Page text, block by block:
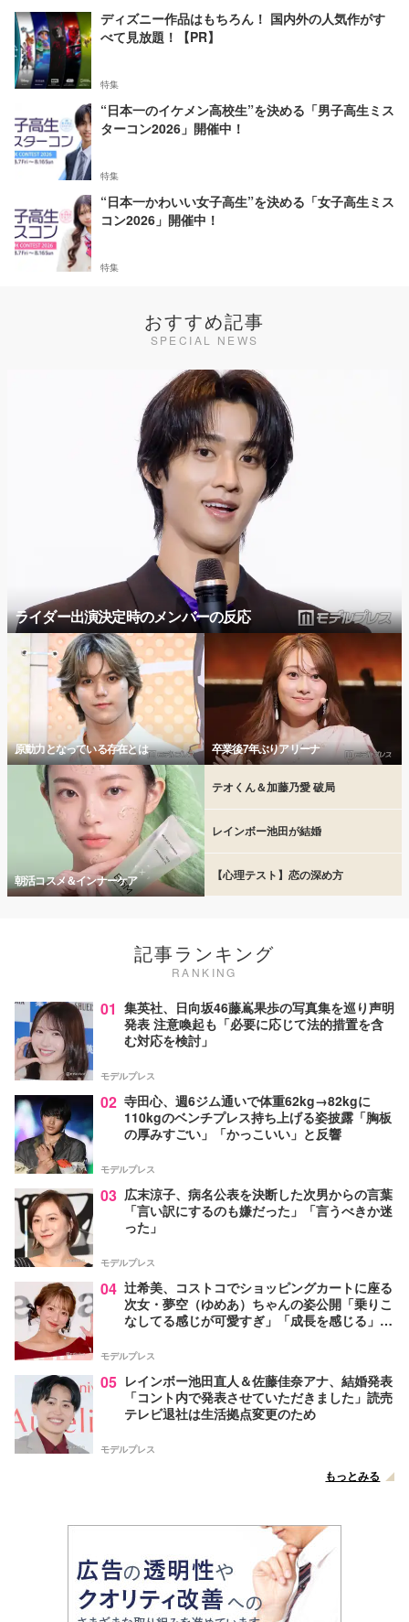
ディズニー作品はもちろん！ 国内外の人気作がす
べて見放題！【PR】
特集
“日本一のイケメン高校生”を決める「男子高生ミス
ターコン2026」開催中！
特集
“日本一かわいい女子高生”を決める「女子高生ミス
コン2026」開催中！
特集
おすすめ記事
SPECIAL NEWS
ライダー出演決定時のメンバーの反応
原動力となっている存在とは 卒業後7年ぶりアリーナ
朝活コスメ＆インナーケア
テオくん＆加藤乃愛 破局
レインボー池田が結婚
【心理テスト】恋の深め方
記事ランキング
RANKING
01 集英社、日向坂46藤嶌果歩の写真集を巡り声明
発表 注意喚起も「必要に応じて法的措置を含
む対応を検討」
モデルプレス
02 寺田心、週6ジム通いで体重62kg→82kgに
110kgのベンチプレス持ち上げる姿披露「胸板
の厚みすごい」「かっこいい」と反響
モデルプレス
03 広末涼子、病名公表を決断した次男からの言葉
「言い訳にするのも嫌だった」「言うべきか迷
った」
モデルプレス
04 辻希美、コストコでショッピングカートに座る
次女・夢空（ゆめあ）ちゃんの姿公開「乗りこ
なしてる感じが可愛すぎ」「成長を感じる」の
モデルプレス
05 レインボー池田直人＆佐藤佳奈アナ、結婚発表
「コント内で発表させていただきました」読売
テレビ退社は生活拠点変更のため
モデルプレス
もっとみる